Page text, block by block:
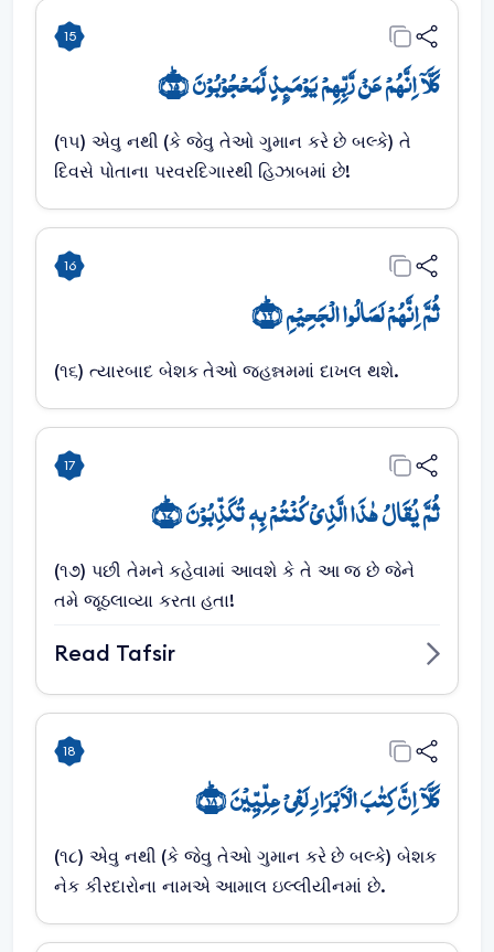
15
کَلَّاۤ اِنَّہُمۡ عَنۡ رَّبِّہِمۡ یَوۡمَئِذٍ لَّمَحۡجُوۡبُوۡنَ ﴿ؕ۱۵﴾
(૧૫) એવુ નથી (કે જેવુ તેઓ ગુમાન કરે છે બલ્કે) તે
દિવસે પોતાના પરવરદિગારથી હિઝાબમાં છે!
16
ثُمَّ اِنَّہُمۡ لَصَالُوا الۡجَحِیۡمِ ﴿ؕ۱۶﴾
(૧૬) ત્યારબાદ બેશક તેઓ જહન્નમમાં દાખલ થશે.
17
ثُمَّ یُقَالُ ہٰذَا الَّذِیۡ کُنۡتُمۡ بِہٖ تُکَذِّبُوۡنَ ﴿ؕ۱۷﴾
(૧૭) પછી તેમને કહેવામાં આવશે કે તે આ જ છે જેને
તમે જૂઠલાવ્યા કરતા હતા!
Read Tafsir
18
کَلَّاۤ اِنَّ کِتٰبَ الۡاَبۡرَارِ لَفِیۡ عِلِّیِّیۡنَ ﴿ؕ۱۸﴾
(૧૮) એવુ નથી (કે જેવુ તેઓ ગુમાન કરે છે બલ્કે) બેશક
નેક કીરદારોના નામએ આમાલ ઇલ્લીયીનમાં છે.